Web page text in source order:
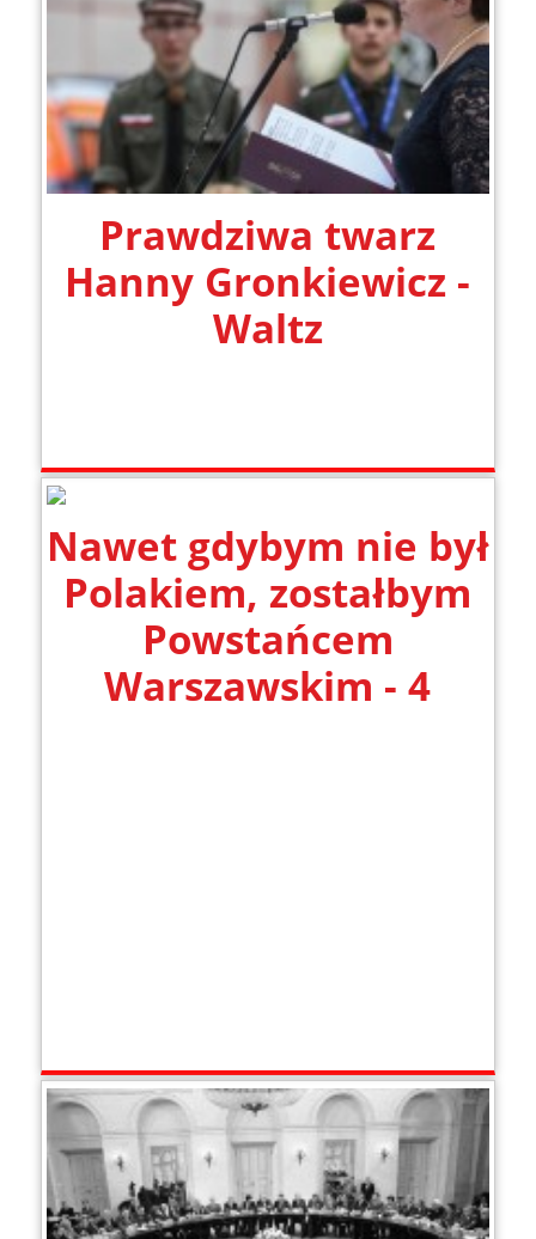
Prawdziwa twarz
Hanny Gronkiewicz -
Waltz
Nawet gdybym nie był
Polakiem, zostałbym
Powstańcem
Warszawskim - 4